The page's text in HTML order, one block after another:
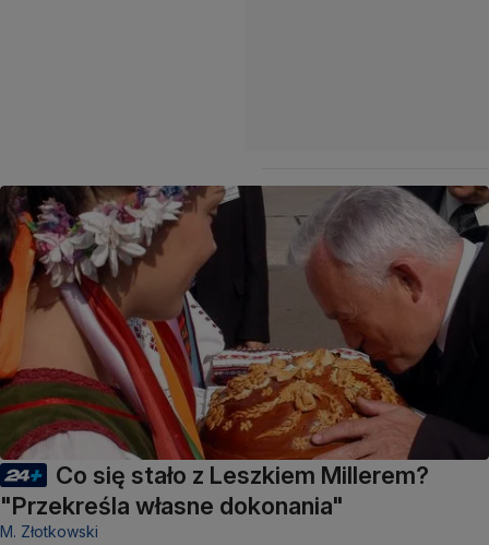
Co się stało z Leszkiem Millerem?
"Przekreśla własne dokonania"
M. Złotkowski